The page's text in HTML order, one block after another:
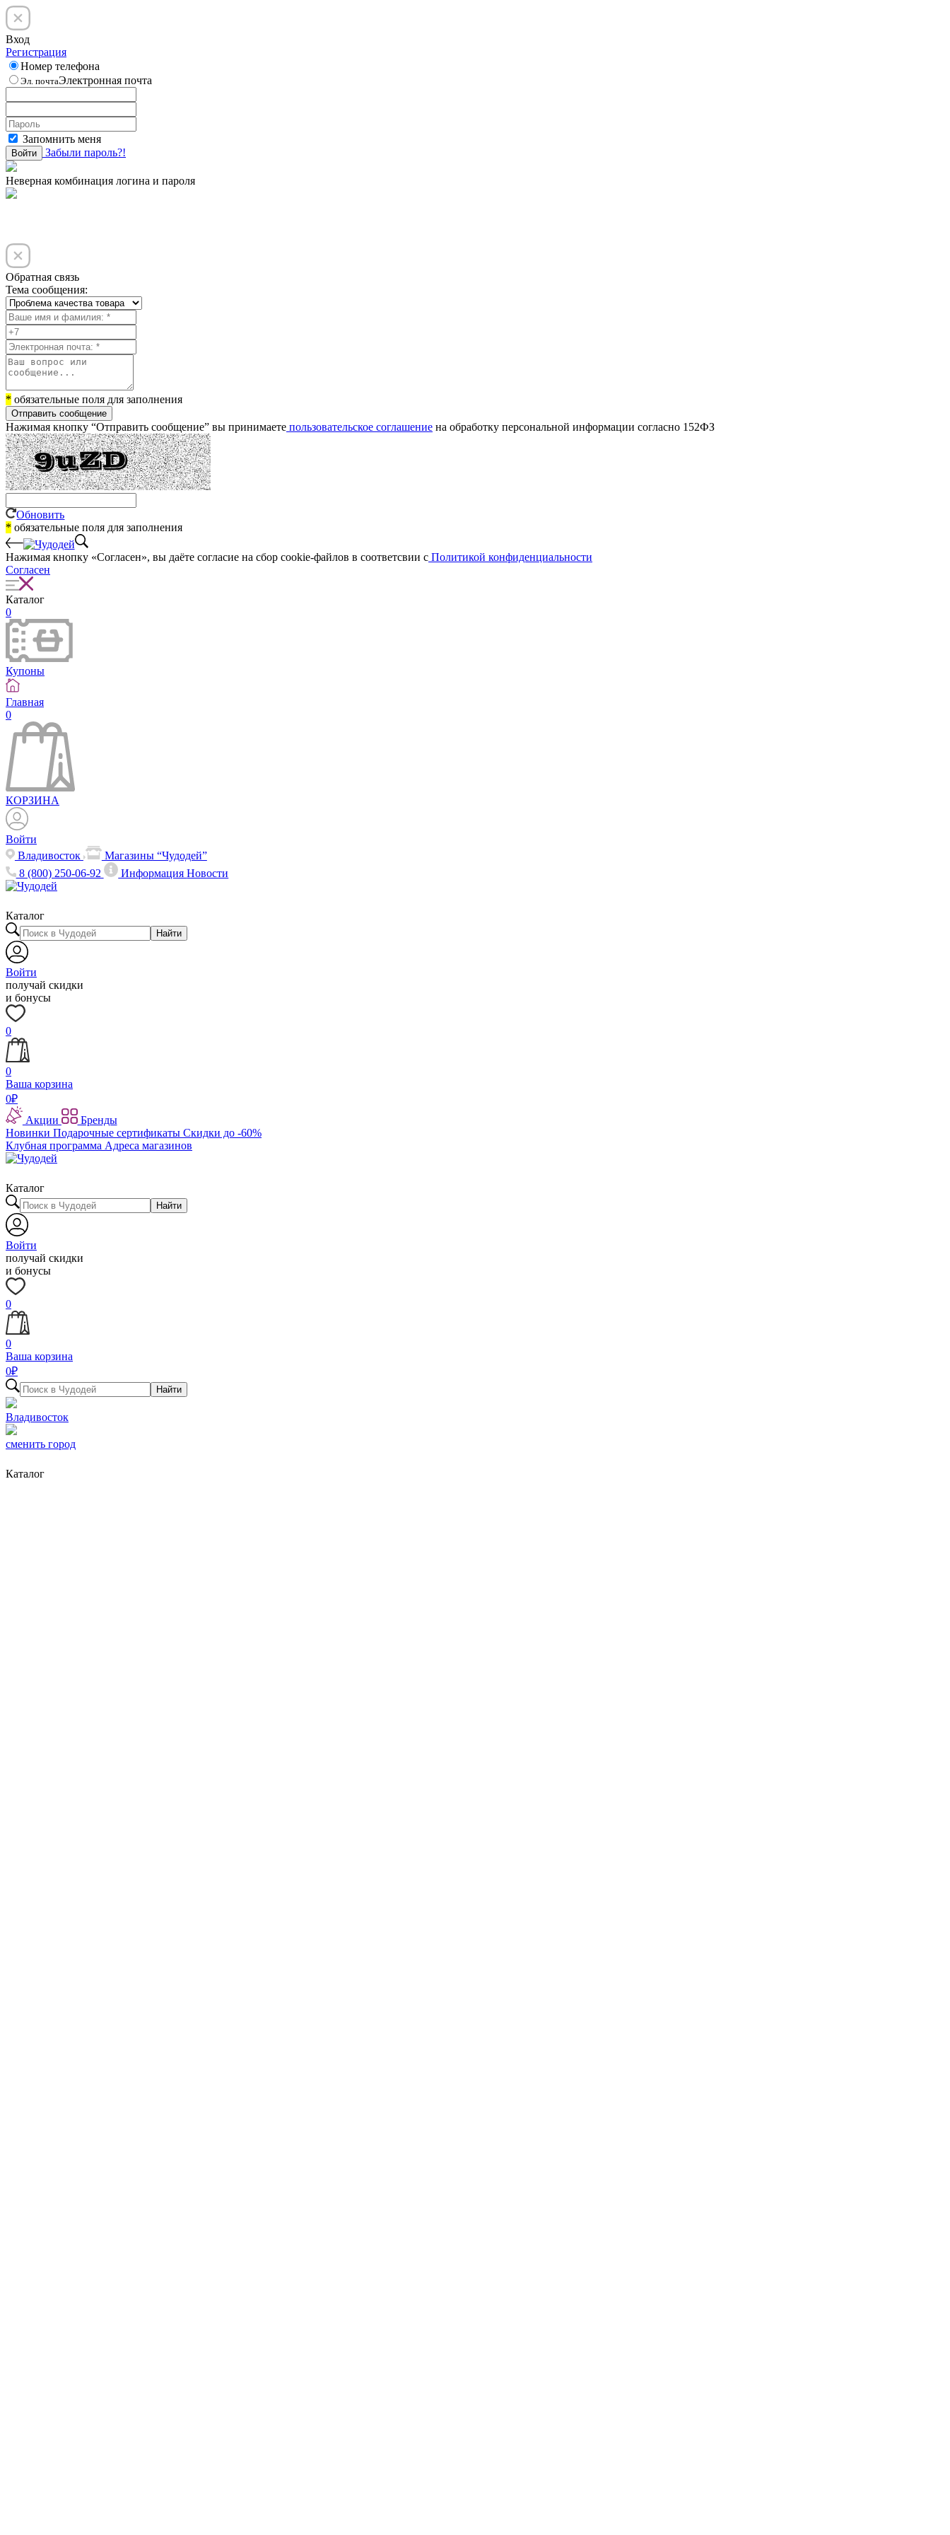
Вход
Регистрация
Номер телефона
Эл. почтаЭлектронная почта
Запомнить меня
Войти Забыли пароль?!
Неверная комбинация логина и пароля
Обратная связь
Тема сообщения:
* обязательные поля для заполнения
Отправить сообщение
Нажимая кнопку “Отправить сообщение” вы принимаете пользовательское соглашение на обработку персональной информации согласно 152ФЗ
Обновить
* обязательные поля для заполнения
Нажимая кнопку «Согласен», вы даёте cогласие на сбор cookie-файлов в соответсвии с Политикой конфиденциальности
Согласен
Каталог
0
Купоны
Главная
0
КОРЗИНА
Войти
Владивосток
Магазины “Чудодей”
8 (800) 250-06-92
ИнформацияНовости
Каталог
Найти
Войти
получай скидки
и бонусы
0
0
Ваша корзина
0₽
Акции
Бренды
Новинки Подарочные сертификаты Скидки до -60%
Клубная программа Адреса магазинов
Каталог
Найти
Войти
получай скидки
и бонусы
0
0
Ваша корзина
0₽
Найти
Владивосток
сменить город
Каталог